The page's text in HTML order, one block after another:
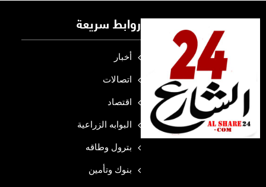
روابط سريعة
أخبار
اتصالات
اقتصاد
البوابه الزراعية
بترول وطاقه
بنوك وتأمين